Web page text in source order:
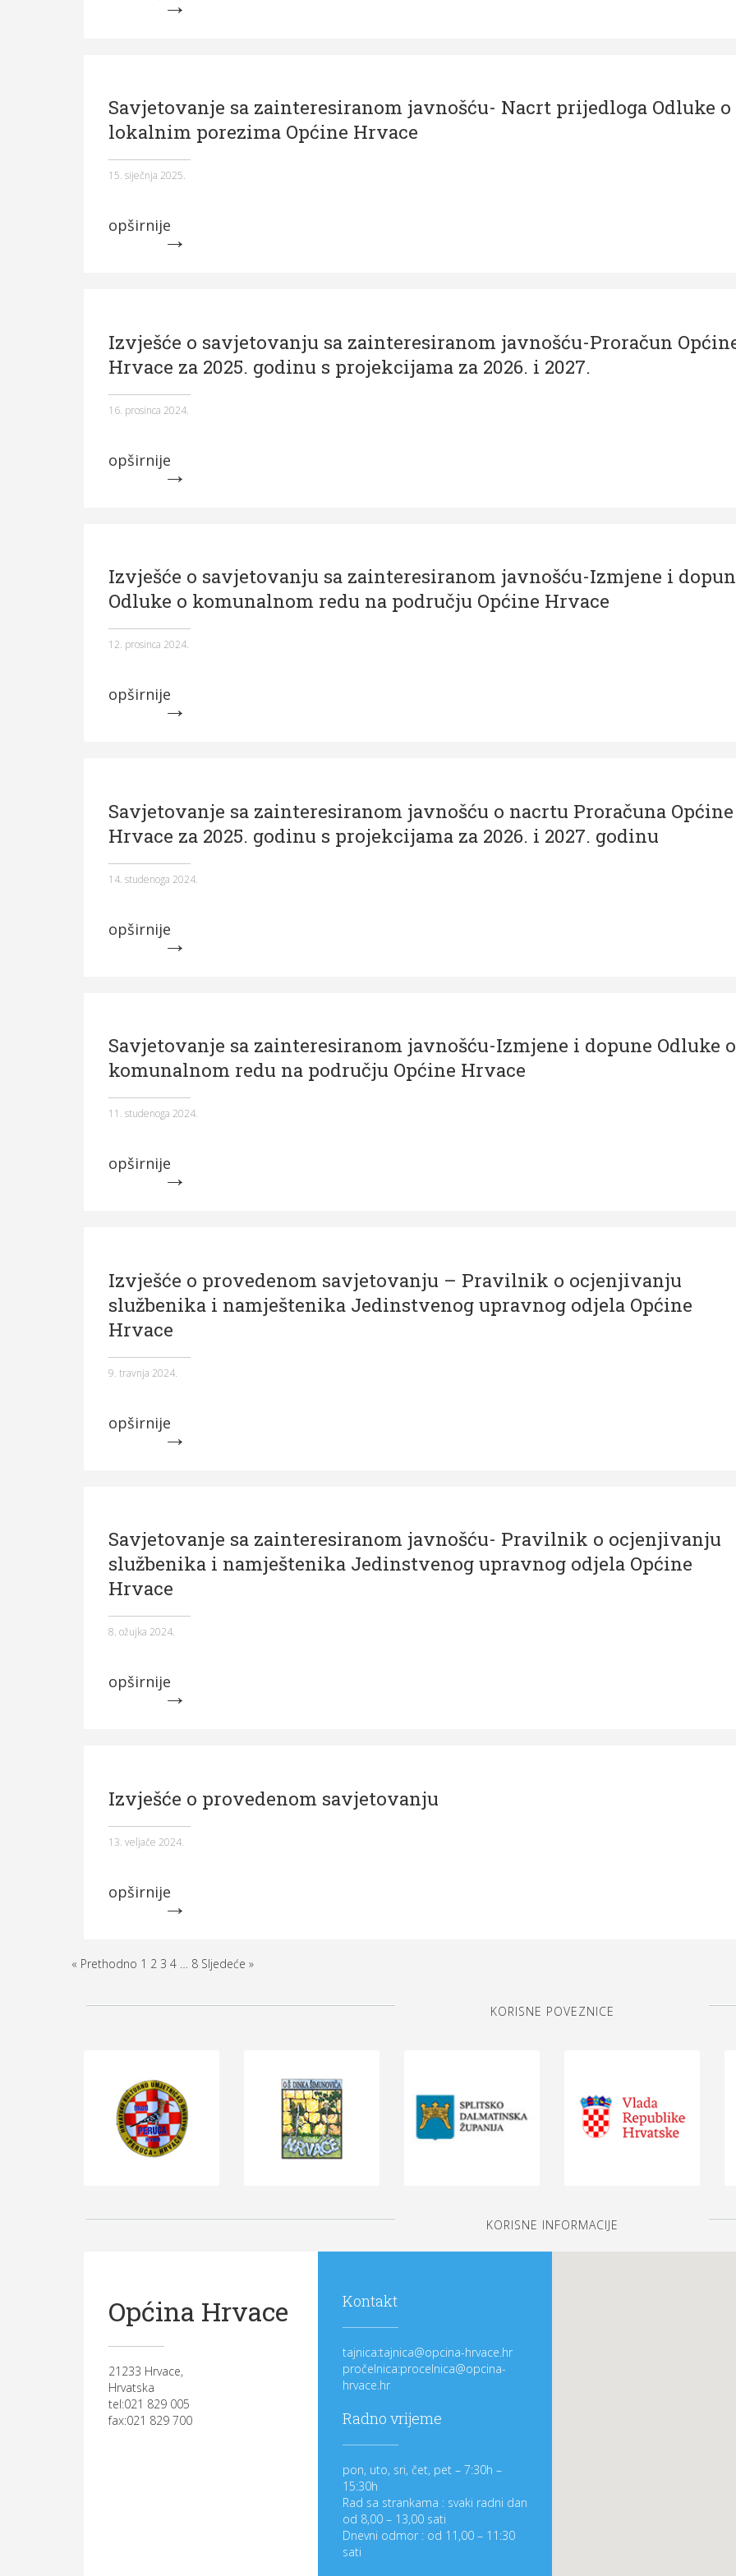
Savjetovanje sa zainteresiranom javnošću- Nacrt prijedloga Odluke o
lokalnim porezima Općine Hrvace
15. siječnja 2025.
opširnije
Izvješće o savjetovanju sa zainteresiranom javnošću-Proračun
Hrvace za 2025. godinu s projekcijama za 2026. i 2027.
16. prosinca 2024.
opširnije
Izvješće o savjetovanju sa zainteresiranom javnošću-Izmjene i
Odluke o komunalnom redu na području Općine Hrvace
12. prosinca 2024.
opširnije
Savjetovanje sa zainteresiranom javnošću o nacrtu Proračuna Općine
Hrvace za 2025. godinu s projekcijama za 2026. i 2027. godinu
14. studenoga 2024.
opširnije
Savjetovanje sa zainteresiranom javnošću-Izmjene i dopune Odluke o
komunalnom redu na području Općine Hrvace
11. studenoga 2024.
opširnije
Izvješće o provedenom savjetovanju – Pravilnik o ocjenjivanju
službenika i namještenika Jedinstvenog upravnog odjela Općine
Hrvace
9. travnja 2024.
opširnije
Savjetovanje sa zainteresiranom javnošću- Pravilnik o ocjenjivanju
službenika i namještenika Jedinstvenog upravnog odjela Općine
Hrvace
8. ožujka 2024.
opširnije
Izvješće o provedenom savjetovanju
13. veljače 2024.
opširnije
« Prethodno 1 2 3 4 8 Sljedeće »
KORISNE POVEZNICE
KORISNE INFORMACIJE
Općina Hrvace
21233 Hrvace,
Hrvatska
tel:021 829 005
fax:021 829 700
Kontakt
tajnica:tajnica@opcina-hrvace.hr
pročelnica:procelnica@opcina-
hrvace.hr
Radno vrijeme
pon, uto, sri, čet, pet – 7:30h –
15:30h
Rad sa strankama : svaki radni dan
od 8,00 – 13,00 sati
Dnevni odmor : od 11,00 – 11:30
sati